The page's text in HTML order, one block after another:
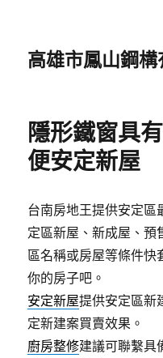
高雄市鳳山鋼構
隱形鐵窗具
便安定新屋
台南房地王提供安定區
定區新屋、新成屋、預
區名稱或房屋等條件快
你的房子吧。
安定新屋提供安定區新
定新建案買賣效果。
廚房整修建議可聯繫具